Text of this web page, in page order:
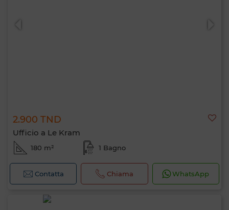
2.900 TND
Ufficio a Le Kram
180 m² 1 Bagno
Contatta Chiama WhatsApp